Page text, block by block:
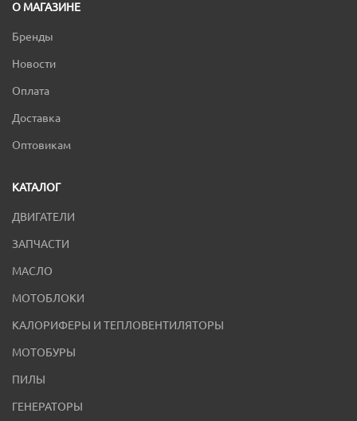
О МАГАЗИНЕ
Бренды
Новости
Оплата
Доставка
Оптовикам
КАТАЛОГ
ДВИГАТЕЛИ
ЗАПЧАСТИ
МАСЛО
МОТОБЛОКИ
КАЛОРИФЕРЫ И ТЕПЛОВЕНТИЛЯТОРЫ
МОТОБУРЫ
ПИЛЫ
ГЕНЕРАТОРЫ